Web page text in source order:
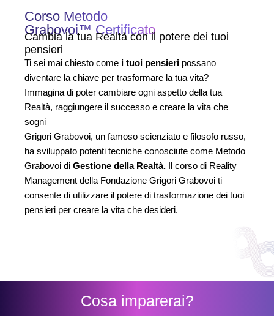
Corso Metodo
Grabovoi™ Certificato
Cambia la tua Realtà con il potere dei tuoi
pensieri
Ti sei mai chiesto come i tuoi pensieri possano
diventare la chiave per trasformare la tua vita?
Immagina di poter cambiare ogni aspetto della tua
Realtà, raggiungere il successo e creare la vita che
sogni
Grigori Grabovoi, un famoso scienziato e filosofo russo,
ha sviluppato potenti tecniche conosciute come Metodo
Grabovoi di Gestione della Realtà. Il corso di Reality
Management della Fondazione Grigori Grabovoi ti
consente di utilizzare il potere di trasformazione dei tuoi
pensieri per creare la vita che desideri.
Cosa imparerai?